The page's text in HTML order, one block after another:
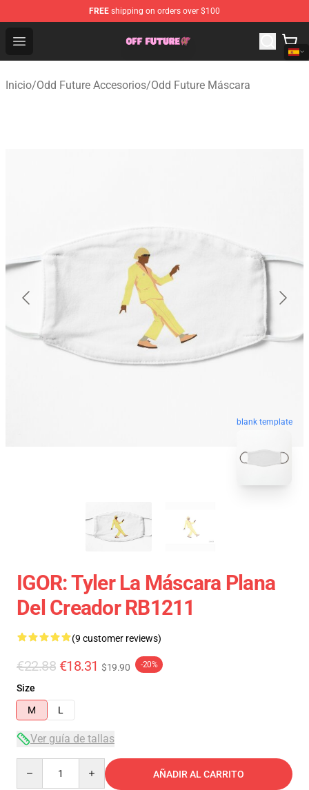
FREE shipping on orders over $100
Open menu
Odd Future Store - Official Odd Future Merchandise Shop
Inicio/Odd Future Accesorios/Odd Future Máscara
blank template
IGOR: Tyler La Máscara Plana
Del Creador RB1211
(9 customer reviews)
€22.88 €18.31 $19.90 -20%
Size
M
L
Ver guía de tallas
AÑADIR AL CARRITO